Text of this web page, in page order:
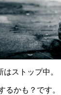
ストップ中。
るかも？です。